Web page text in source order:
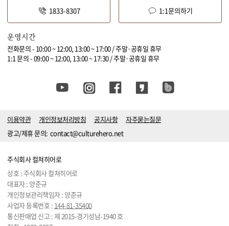
1833-8307 1:1문의하기
운영시간
전화문의 - 10:00 ~ 12:00, 13:00 ~ 17:00 / 주말·공휴일 휴무
1:1 문의 - 09:00 ~ 12:00, 13:00 ~ 17:30 / 주말·공휴일 휴무
이용약관 개인정보처리방침 공지사항
자주묻는질문
광고/제휴 문의: contact@culturehero.net
주식회사 컬쳐히어로
상호 : 주식회사 컬쳐히어로
대표자 : 양준규
개인정보관리책임자 : 양준규
사업자 등록번호 : 144-81-35400
통신판매업 신고 : 제 2015-경기성남-1940 호